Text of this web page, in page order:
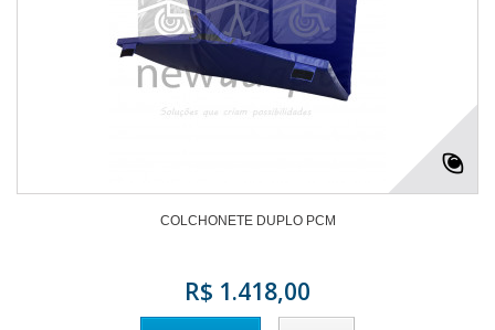
COLCHONETE DUPLO PCM
R$ 1.418,00